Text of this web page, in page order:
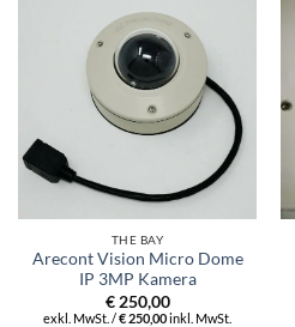
THE BAY
Arecont Vision Micro Dome
IP 3MP Kamera
€250,00
exkl. MwSt. /€250,00inkl. MwSt.